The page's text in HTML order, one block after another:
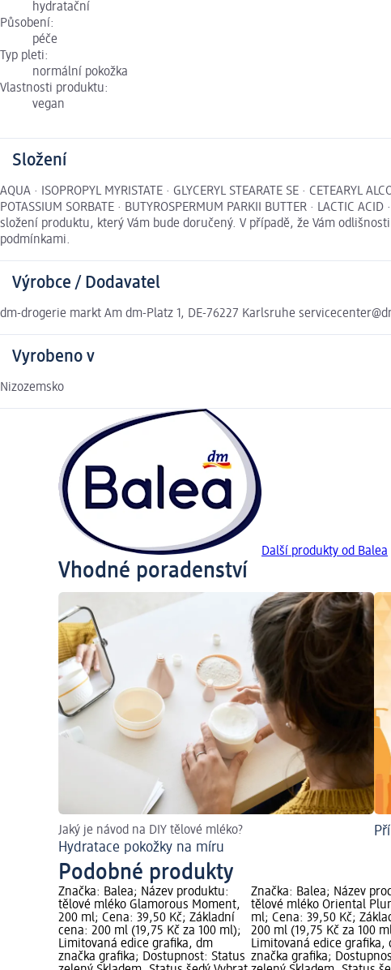
hydratační
Působení:
péče
Typ pleti:
normální pokožka
Vlastnosti produktu:
vegan
Složení
AQUA · ISOPROPYL MYRISTATE · GLYCERYL STEARATE SE · CETEARYL
POTASSIUM SORBATE · BUTYROSPERMUM PARKII BUTTER ·
složení produktu, který Vám bude doručený. V případě, že Vám
podmínkami.
Výrobce / Dodavatel
dm-drogerie markt Am dm-Platz 1, DE-76227 Karlsruhe
Vyrobeno v
Nizozemsko
Další produkty od Balea
Vhodné poradenství
Jaký je návod na DIY tělové mléko?
Hydratace pokožky na míru
Podobné produkty
Značka: Balea; Název produktu:
tělové mléko Glamorous Moment,
200 ml; Cena: 39,50 Kč; Základní
cena: 200 ml (19,75 Kč za 100 ml);
Limitovaná edice grafika, dm
značka grafika; Dostupnost: Status
Značka: Balea; Název
tělové mléko Oriental
ml; Cena: 39,50 Kč;
200 ml (19,75 Kč za 100
Limitovaná edice grafika,
značka grafika;